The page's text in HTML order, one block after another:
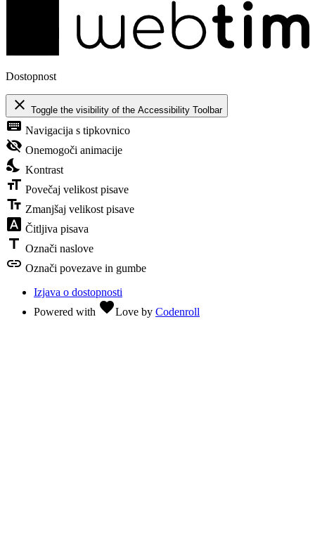
Dostopnost
close Toggle the visibility of the Accessibility Toolbar
keyboard Navigacija s tipkovnico
visibility_off Onemogoči animacije
nights_stay Kontrast
format_size Povečaj velikost pisave
text_fields Zmanjšaj velikost pisave
font_download Čitljiva pisava
title Označi naslove
link Označi povezave in gumbe
Izjava o dostopnosti
Powered with favoriteLove by Codenroll